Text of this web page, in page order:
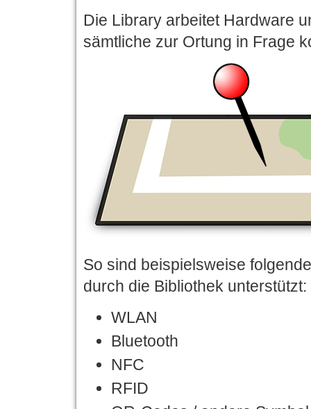
Die Library arbeitet Hardware
sämtliche zur Ortung in Frage
So sind beispielsweise
durch die Bibliothek unterstützt:
WLAN
Bluetooth
NFC
RFID